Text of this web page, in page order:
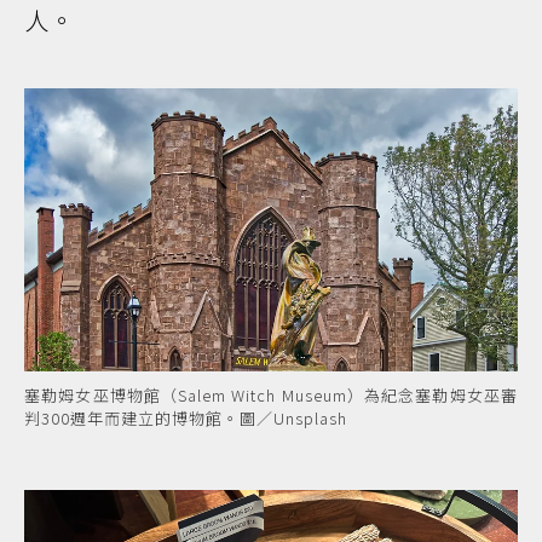
人。
塞勒姆女巫博物館（Salem Witch Museum）為紀念塞勒姆女巫審
判300週年而建立的博物館。圖／Unsplash